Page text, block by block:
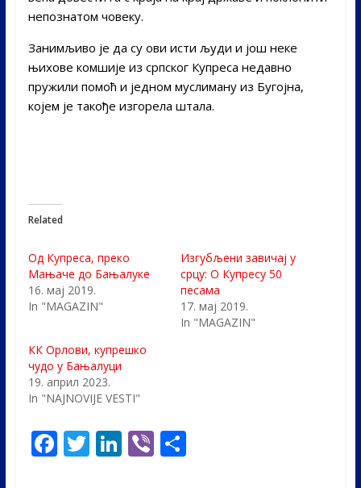
непознатом човеку.
Занимљиво је да су ови исти људи и још неке
њихове комшије из српског Купреса недавно
пружили помоћ и једном муслиману из Бугојна,
којем је такође изгорела штала.
Related
Од Купреса, преко
Мањаче до Бањалуке
16. мај 2019.
In "MAGAZIN"
Изгубљени завичај у
срцу: О Купресу 50
песама
17. мај 2019.
In "MAGAZIN"
КК Орлови, купрешко
чудо у Бањалуци
19. април 2023.
In "NAJNOVIJE VESTI"
F T Li Vi S